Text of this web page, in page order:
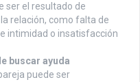
ser el resultado de
relación, como falta de
intimidad o insatisfacción
buscar ayuda
puede ser